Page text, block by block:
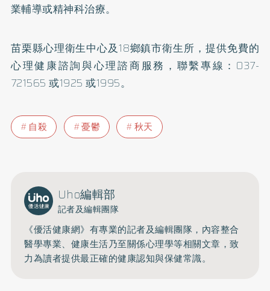
業輔導或精神科治療。
苗栗縣心理衛生中心及18鄉鎮市衛生所，提供免費的
心理健康諮詢與心理諮商服務，聯繫專線：037-
721565 或1925 或1995。
自殺 憂鬱 秋天
Uho編輯部
記者及編輯團隊
《優活健康網》有專業的記者及編輯團隊，內容整合
醫學專業、健康生活乃至關係心理學等相關文章，致
力為讀者提供最正確的健康認知與保健常識。